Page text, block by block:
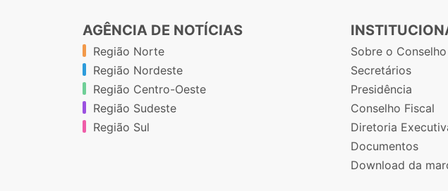
AGÊNCIA DE NOTÍCIAS
Região Norte
Região Nordeste
Região Centro-Oeste
Região Sudeste
Região Sul
Sobre o Conselho
Secretários
Presidência
Conselho Fiscal
Diretoria
Documentos
Download da